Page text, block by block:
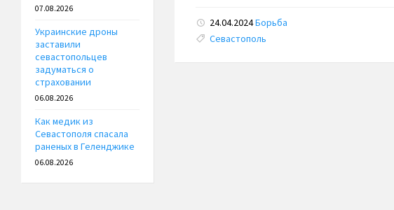
24.04.2024Борьба
Tags:
Севастополь
07.08.2026
Украинские дроны
заставили
севастопольцев
задуматься о
страховании
06.08.2026
Как медик из
Севастополя спасала
раненых в Геленджике
06.08.2026